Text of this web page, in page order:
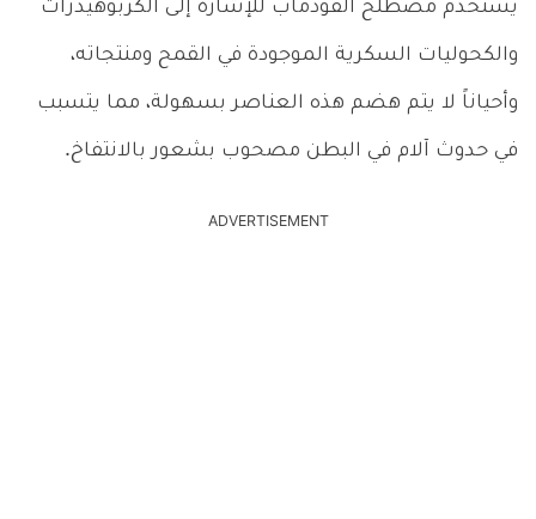
يُستخدم مصطلح الفودماب للإشارة إلى الكربوهيدرات
والكحوليات السكرية الموجودة في القمح ومنتجاته،
وأحياناً لا يتم هضم هذه العناصر بسهولة، مما يتسبب
في حدوث آلام في البطن مصحوب بشعور بالانتفاخ.
ADVERTISEMENT